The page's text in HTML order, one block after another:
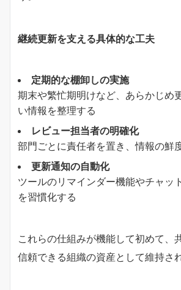
継続更新を支える具体的な工夫
定期的な棚卸しの実施
期末や繁忙期明けなど、あらかじめ
い情報を整理する
レビュー担当者の明確化
部門ごとに責任者を置き、情報の鮮
更新通知の自動化
ツールのリマインダー機能やチャッ
を習慣化する
これらの仕組みが機能して初めて、
信頼できる組織の資産として維持さ